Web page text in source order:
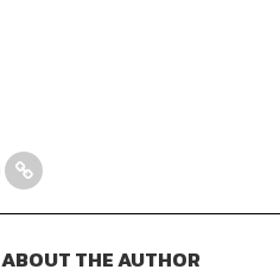
ABOUT THE AUTHOR